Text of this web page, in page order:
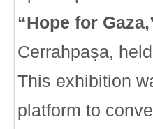
“Hope for
Cerrahpaşa,
This exhibition
platform to